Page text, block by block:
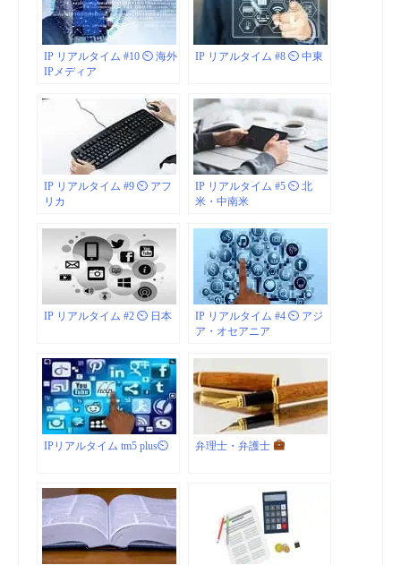
IP リアルタイム #10 ⏲ 海外
IPメディア
IP リアルタイム #8 ⏲ 中東
IP リアルタイム #9 ⏲ アフ
リカ
IP リアルタイム #5 ⏲ 北
米・中南米
IP リアルタイム #2 ⏲ 日本
IP リアルタイム #4 ⏲ アジ
ア・オセアニア
IPリアルタイム tm5 plus⏲ 弁理士・弁護士